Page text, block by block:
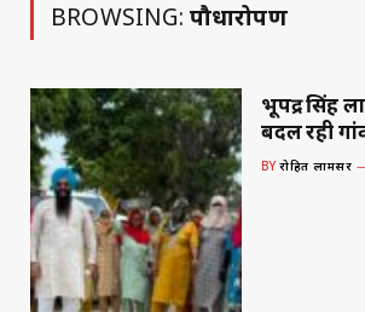
BROWSING: पौधारोपण
भूपेंद्र सिंह
बदल रही
BY रोहित लामसर